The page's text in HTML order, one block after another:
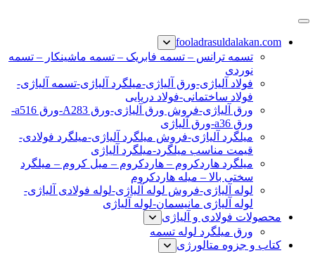
پرش
محتوا
نبشی فولادی-ناودانی فولادی-قیمت ورق-قیمت فولاد
fooladrasuldalakan.com
تسمه ترانس – تسمه فابریک – تسمه ماشینکار – تسمه
نوردی
فولاد آلیاژی-ورق آلیاژی-میلگرد آلیاژی-تسمه آلیاژی-
فولاد ساختمانی-فولاد دریایی
ورق آلیاژی-فروش ورق آلیاژی-ورق A283-ورق a516-
ورق a36-ورق آلیاژی
میلگرد آلیاژی-فروش میلگرد آلیاژی-میلگرد فولادی-
قیمت مناسب میلگرد-میلگرد آلیاژی
میلگرد هاردکروم – هاردکروم – میل کروم – میلگرد
سختی بالا – میله هاردکروم
لوله آلیاژی-فروش لوله آلیاژی-لوله فولادی آلیاژی-
لوله آلیاژی مانیسمان-لوله آلیاژی
محصولات فولادی و آلیاژی
ورق میلگرد لوله تسمه
کتاب و جزوه متالورژی